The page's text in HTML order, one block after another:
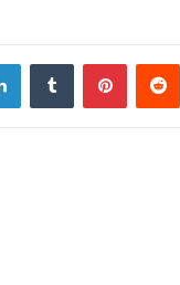
LinkedInTumblr Pinterest